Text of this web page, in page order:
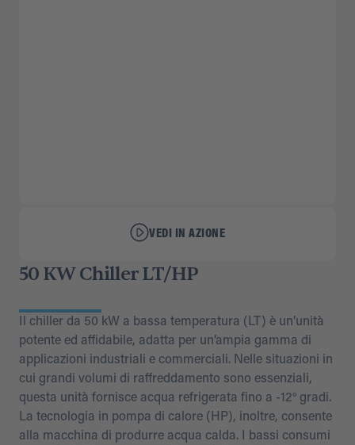
VEDI IN AZIONE
50 KW Chiller LT/HP
Il chiller da 50 kW a bassa temperatura (LT) è un’unità
potente ed affidabile, adatta per un’ampia gamma di
applicazioni industriali e commerciali. Nelle situazioni in
cui grandi volumi di raffreddamento sono essenziali,
questa unità fornisce acqua refrigerata fino a -12° gradi.
La tecnologia in pompa di calore (HP), inoltre, consente
alla macchina di produrre acqua calda. I bassi consumi